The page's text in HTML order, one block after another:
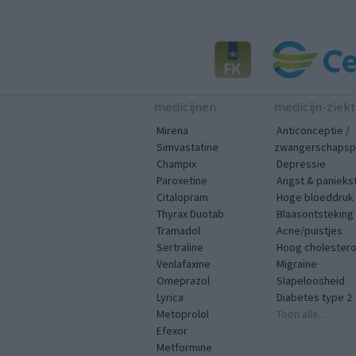
medicijnen
Mirena
Simvastatine
Champix
Paroxetine
Citalopram
Thyrax Duotab
Tramadol
Sertraline
Venlafaxine
Omeprazol
Lyrica
Metoprolol
Efexor
Metformine
medicijn-
Anticonceptie /
Depressie
Angst &
Hoge bloeddruk
Blaasontsteking
Acne/puistjes
Hoog
Migraine
Slapeloosheid
Diabetes type 2
Toon alle...